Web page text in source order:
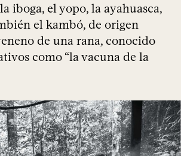
iboga, el yopo, la ayahuasca,
el kambó, de origen
de una rana, conocido
como “la vacuna de la